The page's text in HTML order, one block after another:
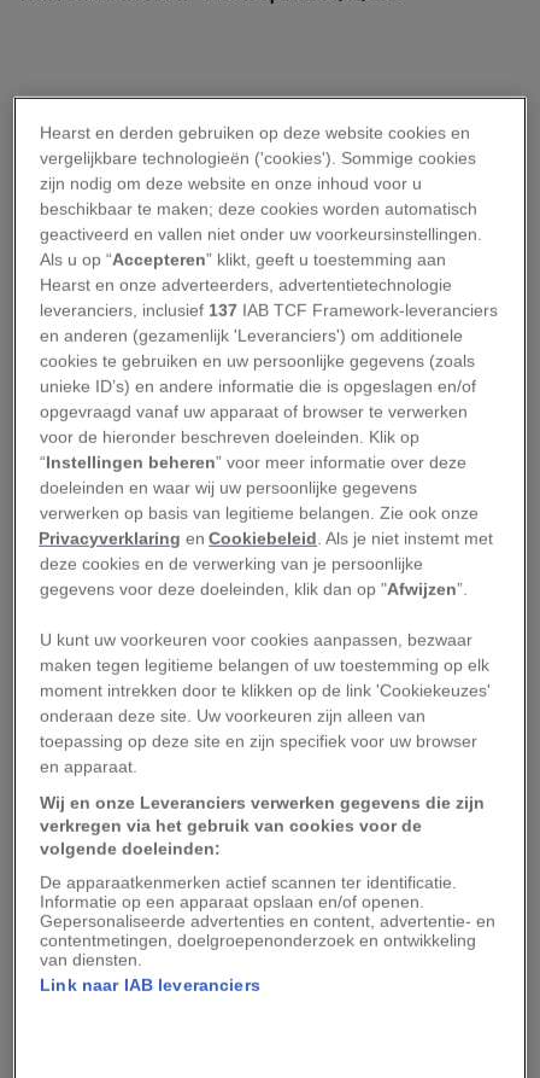
S
plekken in Nederland prima thuis te
voelen. Het dier liet zich bijna 150 jaar
niet zien, maar heeft zich inmiddels opnieuw
weten te vestigen. Dat leidde op de Utrechtse
Heuvelrug tot verschillende incidenten, waarna
werd besloten dat de betrokken wolf mocht
worden afgeschoten. Hoe kan het dat de wolf zo
lang uit Nederland verdween – en hoe wist hij
weer terug te keren?
Waarom verdween de wolf
uit Nederland?
Vroeger waren er in Nederland een stuk meer
Brabant werd gesproken over een ‘wolvenplaag’.
Maar eind negentiende eeuw was er in heel
West-Europa geen wolf meer over.
Aan het verdwijnen van de wolf lagen meerdere
oorzaken ten grondslag, waaronder de krimp van
het leefgebied door landbouw en verstedelijking.
Maar misschien wel de belangrijkste factor was
de grote klopjacht.
Doordat er allerlei
deden en boeren het beu waren dat hun vee
Hearst en derden gebruiken op deze website cookies en
vergelijkbare technologieën ('cookies'). Sommige cookies
zijn nodig om deze website en onze inhoud voor u
beschikbaar te maken; deze cookies worden automatisch
geactiveerd en vallen niet onder uw voorkeursinstellingen.
Als u op “Accepteren” klikt, geeft u toestemming aan
Hearst en onze adverteerders, advertentietechnologie
leveranciers, inclusief 137 IAB TCF Framework-leveranciers
en anderen (gezamenlijk 'Leveranciers') om additionele
cookies te gebruiken en uw persoonlijke gegevens (zoals
unieke ID’s) en andere informatie die is opgeslagen en/of
opgevraagd vanaf uw apparaat of browser te verwerken
voor de hieronder beschreven doeleinden. Klik op
“Instellingen beheren” voor meer informatie over deze
doeleinden en waar wij uw persoonlijke gegevens
verwerken op basis van legitieme belangen. Zie ook onze
Privacyverklaring enCookiebeleid . Als je niet instemt met
deze cookies en de verwerking van je persoonlijke
gegevens voor deze doeleinden, klik dan op "Afwijzen”.
U kunt uw voorkeuren voor cookies aanpassen, bezwaar
maken tegen legitieme belangen of uw toestemming op elk
moment intrekken door te klikken op de link 'Cookiekeuzes'
onderaan deze site. Uw voorkeuren zijn alleen van
toepassing op deze site en zijn specifiek voor uw browser
en apparaat.
Wij en onze Leveranciers verwerken gegevens die zijn
verkregen via het gebruik van cookies voor de
volgende doeleinden:
De apparaatkenmerken actief scannen ter identificatie.
Informatie op een apparaat opslaan en/of openen.
Gepersonaliseerde advertenties en content, advertentie- en
contentmetingen, doelgroepenonderzoek en ontwikkeling
van diensten.
Link naar IAB leveranciers